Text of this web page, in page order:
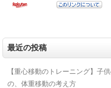
最近の投稿
【重心移動のトレーニング】子
の、体重移動の考え方